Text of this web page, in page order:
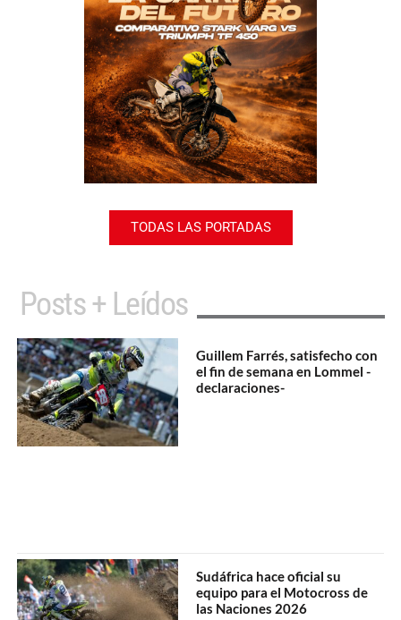
TODAS LAS PORTADAS
Posts + Leídos
Guillem Farrés, satisfecho con
el fin de semana en Lommel -
declaraciones-
Sudáfrica hace oficial su
equipo para el Motocross de
las Naciones 2026